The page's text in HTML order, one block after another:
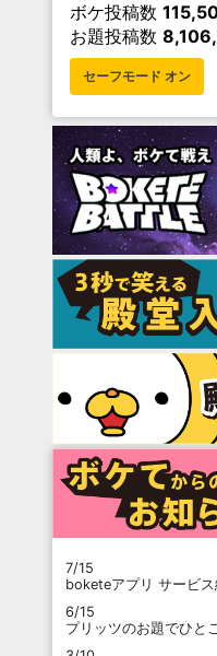
ボケ投稿数
お題投稿数
セーフモード オン
7/15
boketeアプリ サービ
6/15
プリッツのお題でひと